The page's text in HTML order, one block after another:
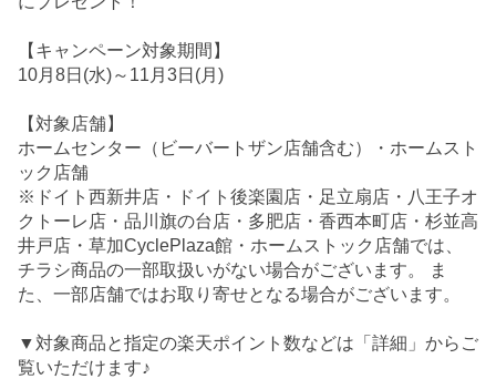
【キャンペーン対象期間】
10月8日(水)～11月3日(月)
【対象店舗】
ホームセンター（ビーバートザン店舗含む）・ホームスト
ック店舗
※ドイト西新井店・ドイト後楽園店・足立扇店・八王子オ
クトーレ店・品川旗の台店・多肥店・香西本町店・杉並高
井戸店・草加CyclePlaza館・ホームストック店舗では、
チラシ商品の一部取扱いがない場合がございます。 ま
た、一部店舗ではお取り寄せとなる場合がございます。
▼対象商品と指定の楽天ポイント数などは「詳細」からご
覧いただけます♪